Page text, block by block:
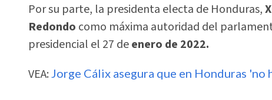
Por su parte, la presidenta electa de Honduras,
Redondo como máxima autoridad del
presidencial el 27 deenero de 2022.
VEA: Jorge Cálix asegura que en Honduras